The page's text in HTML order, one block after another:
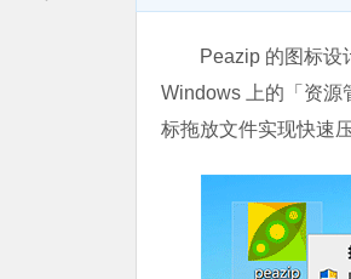
Peazip 的图标设
Windows 上的「资源
标拖放文件实现快速